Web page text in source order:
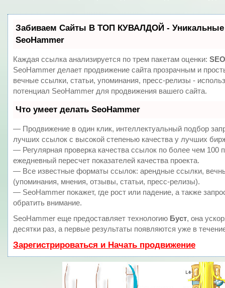
Забиваем Сайты В ТОП КУВАЛДОЙ - Уникальные
SeoHammer
Каждая ссылка анализируется по трем пакетам оценки:
SeoHammer делает продвижение сайта прозрачным и
вечные ссылки, статьи, упоминания, пресс-релизы -
потенциал SeoHammer для продвижения вашего сайта.
Что умеет делать SeoHammer
— Продвижение в один клик, интеллектуальный подбор
лучших ссылок с высокой степенью качества у лучших
— Регулярная проверка качества ссылок по более чем 100
ежедневный пересчет показателей качества проекта.
— Все известные форматы ссылок: арендные ссылки,
(упоминания, мнения, отзывы, статьи, пресс-релизы).
— SeoHammer покажет, где рост или падение, а также
обратить внимание.
SeoHammer еще предоставляет технологию Буст, она
десятки раз, а первые результаты появляются уже в
Зарегистрироваться и Начать продвижение